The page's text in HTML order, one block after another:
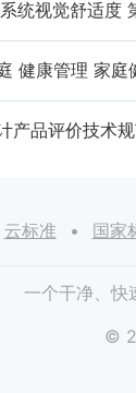
统视觉舒适度
健康管理 家庭
产品评价技术
云标准 国家
一个干净、快
©